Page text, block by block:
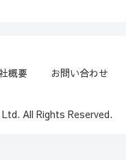
概要 お問い合わせ
All Rights Reserved.